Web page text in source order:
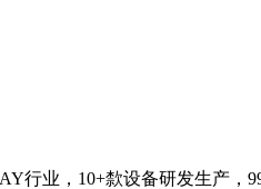
行业，10+歀设备研发生产，